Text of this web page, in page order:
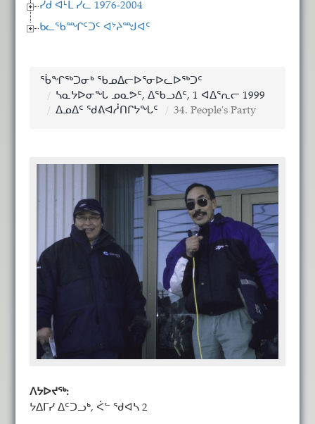
ᓯᑯ ᐊᒻᒪ ᓯᓚ 1976-2004
ᑲᓚᖃᙱᑦᑐᑦ ᐊᔾᔨᙳᐊᑦ
ᖄᖏᖅᑐᓂᒃ ᖃᓄᐃᓕᐅᕐᓂᐅᓚᐅᖅᑐᑦ
ᓴᓇᔭᐅᓂᖓ ᓄᓇᕗᑦ, ᐃᖃᓗᐃᑦ, 1 ᐊᐃᕐᕆᓕ 1999
ᐃᓄᐃᑦ ᖁᕕᐊᓲᑎᒋᔭᖓᑦ
34. People's Party
ᐱᔭᐅᔪᖅ:
ᔭᐃᒥᓯ ᐃᑦᑐᓗᒃ, ᐹᓪ ᖁᐊᓴ 2